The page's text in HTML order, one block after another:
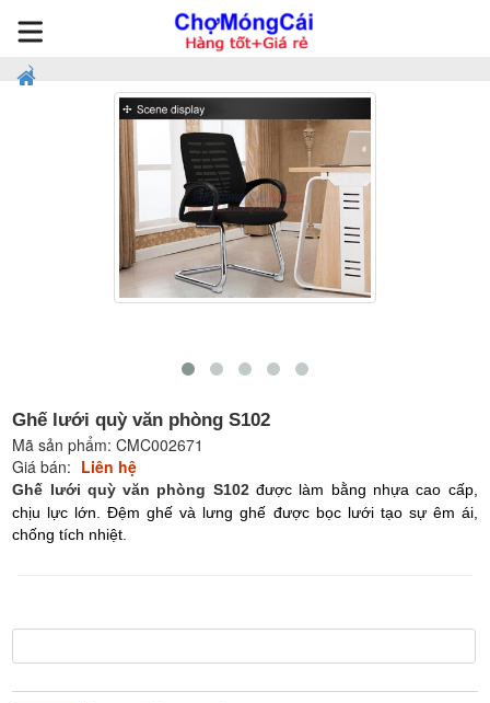
Ghế lưới quỳ văn phòng S102
Mã sản phẩm:CMC002671
Giá bán: Liên hệ
Ghế lưới quỳ văn phòng S102được làm bằng nhựa cao cấp,
chịu lực lớn. Đệm ghế và lưng ghế được bọc lưới tạo sự êm ái,
chống tích nhiệt.